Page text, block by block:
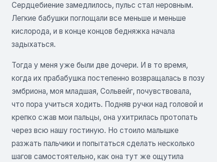
Сердцебиение замедлилось, пульс стал неровным.
Легкие бабушки поглощали все меньше и меньше
кислорода, и в конце концов бедняжка начала
задыхаться.
Тогда у меня уже были две дочери. И в то время,
когда их прабабушка постепенно возвращалась в позу
эмбриона, моя младшая, Сольвейг, почувствовала,
что пора учиться ходить. Подняв ручки над головой и
крепко сжав мои пальцы, она ухитрилась протопать
через всю нашу гостиную. Но стоило малышке
разжать пальчики и попытаться сделать несколько
шагов самостоятельно, как она тут же ощутила